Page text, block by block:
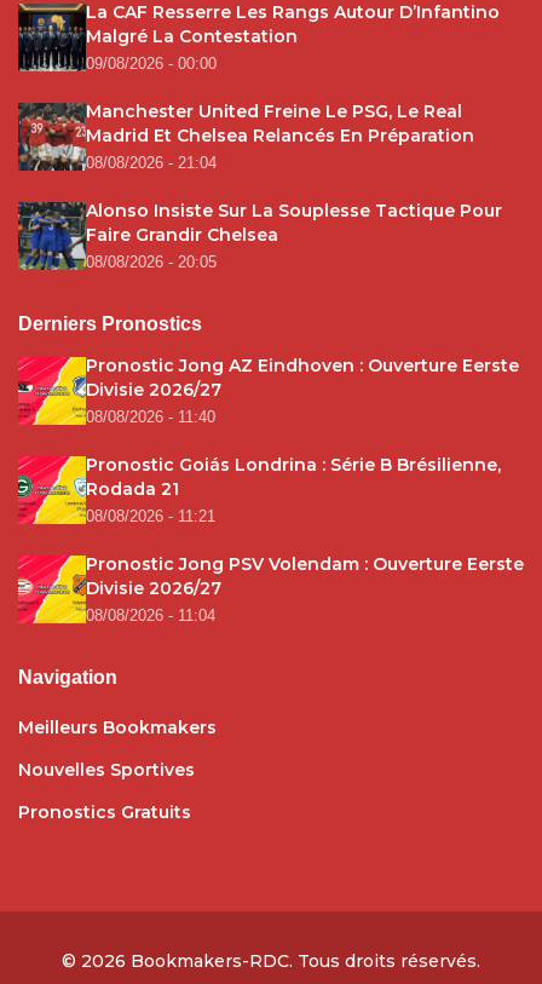
La CAF Resserre Les Rangs Autour D’Infantino
Malgré La Contestation
09/08/2026 - 00:00
Manchester United Freine Le PSG, Le Real
Madrid Et Chelsea Relancés En Préparation
08/08/2026 - 21:04
Alonso Insiste Sur La Souplesse Tactique Pour
Faire Grandir Chelsea
08/08/2026 - 20:05
Derniers Pronostics
Pronostic Jong AZ Eindhoven : Ouverture Eerste
Divisie 2026/27
08/08/2026 - 11:40
Pronostic Goiás Londrina : Série B Brésilienne,
Rodada 21
08/08/2026 - 11:21
Pronostic Jong PSV Volendam : Ouverture Eerste
Divisie 2026/27
08/08/2026 - 11:04
Navigation
Meilleurs Bookmakers
Nouvelles Sportives
Pronostics Gratuits
© 2026 Bookmakers-RDC. Tous droits réservés.